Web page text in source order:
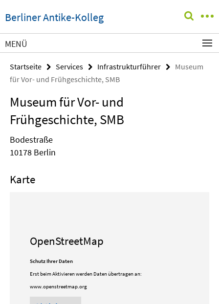
direkt
zu
Inhalt
Berliner Antike-Kolleg
Service-
MENÜ
Startseite Services Infrastrukturführer
Museum
für Vor- und Frühgeschichte, SMB
Museum für Vor- und
Frühgeschichte, SMB
Bodestraße
10178 Berlin
Karte
OpenStreetMap
Schutz Ihrer Daten
Erst beim Aktivieren werden Daten übertragen an:
www.openstreetmap.org